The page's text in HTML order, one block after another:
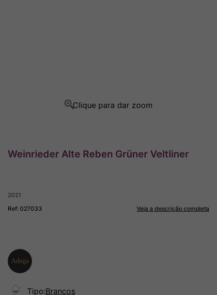
Weinrieder Alte Reben Grüner Veltliner
2021
Ref: 027033 Veja a descrição completa
Tipo:Brancos